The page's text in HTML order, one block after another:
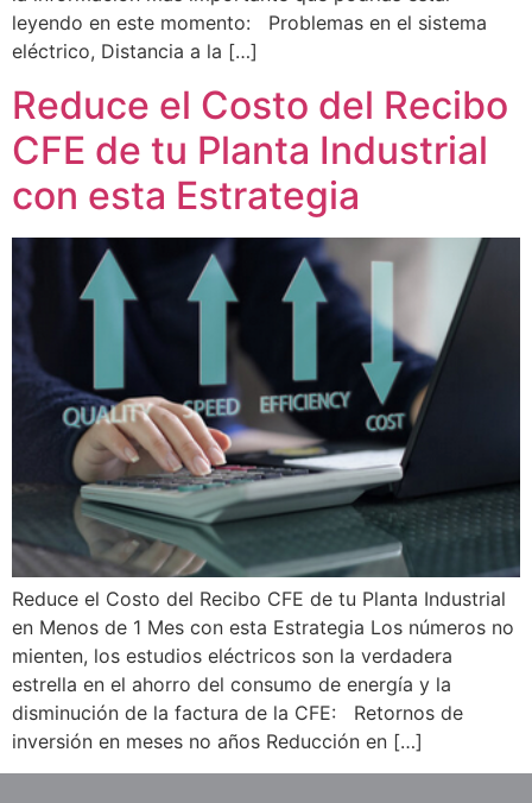
leyendo en este momento: Problemas en el sistema
eléctrico, Distancia a la […]
Reduce el Costo del Recibo
CFE de tu Planta Industrial
con esta Estrategia
Reduce el Costo del Recibo CFE de tu Planta Industrial
en Menos de 1 Mes con esta Estrategia Los números no
mienten, los estudios eléctricos son la verdadera
estrella en el ahorro del consumo de energía y la
disminución de la factura de la CFE: Retornos de
inversión en meses no años Reducción en […]